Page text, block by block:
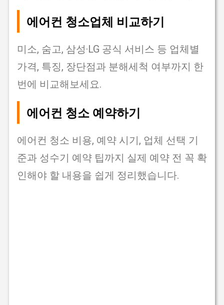
에어컨 청소업체 비교하기
미소, 숨고, 삼성·LG 공식 서비스 등 업체별
가격, 특징, 장단점과 분해세척 여부까지 한
번에 비교해보세요.
에어컨 청소 예약하기
에어컨 청소 비용, 예약 시기, 업체 선택 기
준과 성수기 예약 팁까지 실제 예약 전 꼭 확
인해야 할 내용을 쉽게 정리했습니다.